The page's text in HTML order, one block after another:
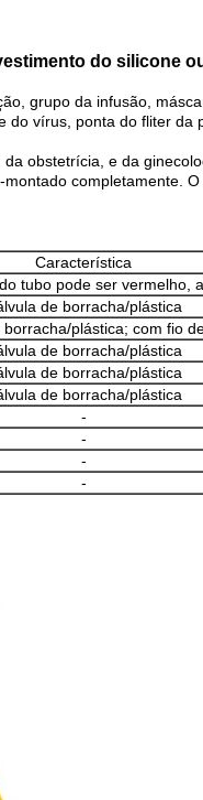
do silicone
grupo da infusão,
vírus, ponta do fliter
obstetrícia, e da
completamente.
Característica
tubo pode ser vermelho,
de borracha/plástica
borracha/plástica; com fio
de borracha/plástica
de borracha/plástica
de borracha/plástica
-
-
-
-